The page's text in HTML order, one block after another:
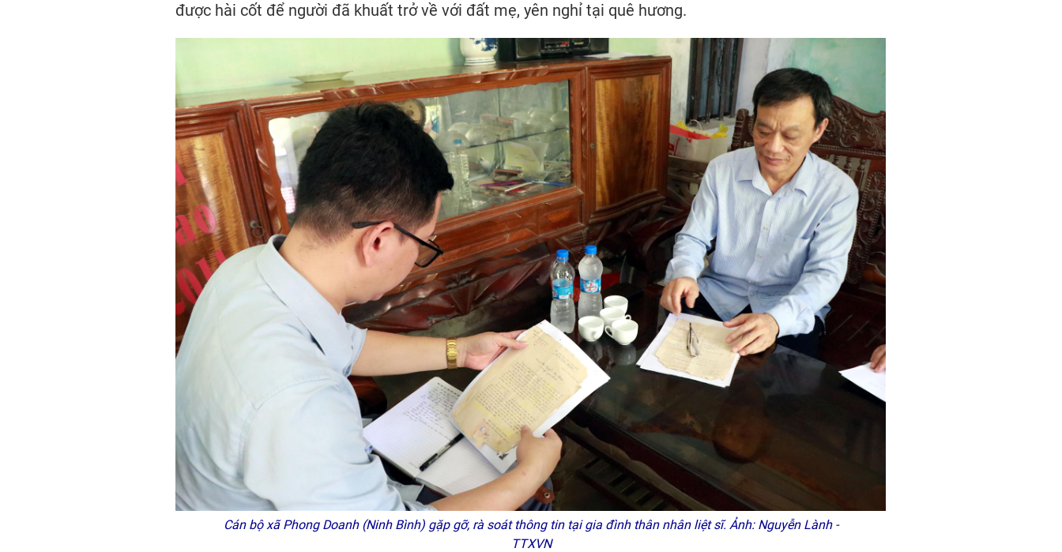
được hài cốt để người đã khuất trở về với đất mẹ, yên nghỉ tại quê hương.
Cán bộ xã Phong Doanh (Ninh Bình) gặp gỡ, rà soát thông tin tại gia đình thân nhân liệt sĩ. Ảnh: Nguyễn Lành -
TTXVN